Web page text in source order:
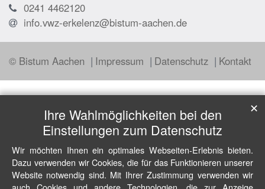
0241 4462120
info.vwz-erkelenz@bistum-aachen.de
© Bistum Aachen Impressum Datenschutz Kontakt
Ihre Wahlmöglichkeiten bei den
Einstellungen zum Datenschutz
Wir möchten Ihnen ein optimales Webseiten-Erlebnis bieten.
Dazu verwenden wir Cookies, die für das Funktionieren unserer
Website notwendig sind. Mit Ihrer Zustimmung verwenden wir
✕